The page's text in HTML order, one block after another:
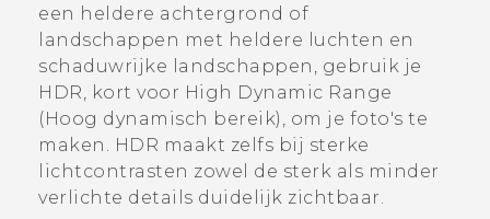
HTC Club
SUPPORT
HTC-apparaten & -accessoires
VIVERSE
Aanmelden
een heldere achtergrond of
landschappen met heldere luchten en
schaduwrijke landschappen, gebruik je
HDR, kort voor High Dynamic Range
(Hoog dynamisch bereik), om je foto's te
maken. HDR maakt zelfs bij sterke
lichtcontrasten zowel de sterk als minder
verlichte details duidelijk zichtbaar.